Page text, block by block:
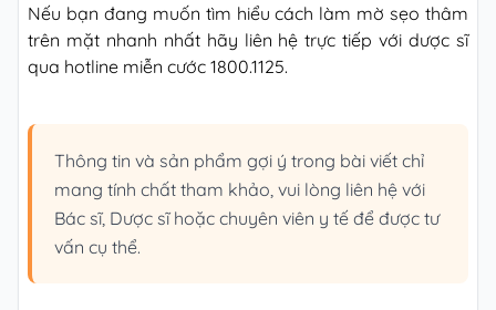
Nếu bạn đang muốn tìm hiểu cách làm mờ sẹo thâm
trên mặt nhanh nhất hãy liên hệ trực tiếp với dược sĩ
qua hotline miễn cước 1800.1125.
Thông tin và sản phẩm gợi ý trong bài viết chỉ
mang tính chất tham khảo, vui lòng liên hệ với
Bác sĩ, Dược sĩ hoặc chuyên viên y tế để được tư
vấn cụ thể.